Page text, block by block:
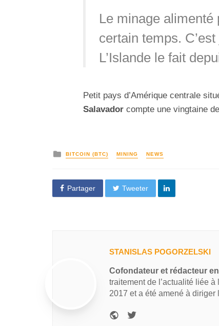
Le minage alimenté
certain temps.
L’Islande le fait
Petit pays d’Amérique centrale
Salavador compte une vingtaine
BITCOIN (BTC) MINING NEWS
Partager Tweeter
STANISLAS POGORZELSKI
Cofondateur et rédacteur
traitement de l’actualité liée
2017 et a été amené à